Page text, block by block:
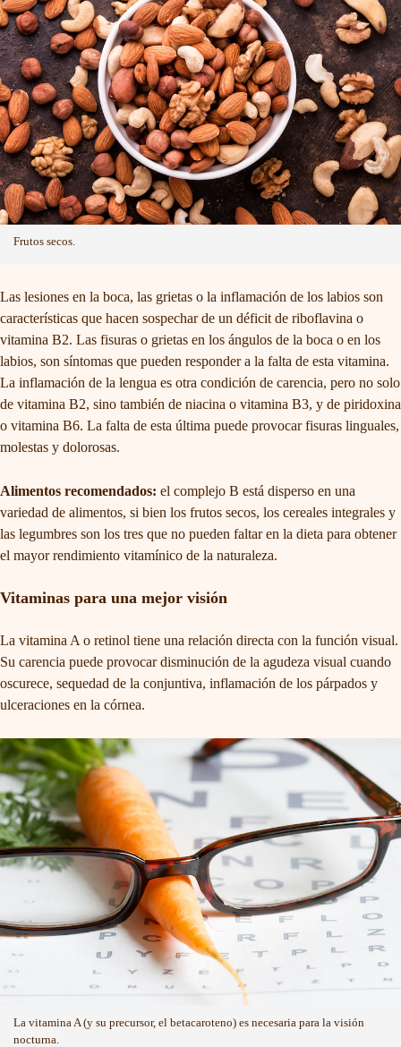
Frutos secos.
Las lesiones en la boca, las grietas o la inflamación de los labios son
características que hacen sospechar de un déficit de riboflavina o
vitamina B2. Las fisuras o grietas en los ángulos de la boca o en los
labios, son síntomas que pueden responder a la falta de esta vitamina.
La inflamación de la lengua es otra condición de carencia, pero no solo
de vitamina B2, sino también de niacina o vitamina B3, y de piridoxina
o vitamina B6. La falta de esta última puede provocar fisuras linguales,
molestas y dolorosas.
Alimentos recomendados: el complejo B está disperso en una
variedad de alimentos, si bien los frutos secos, los cereales integrales y
las legumbres son los tres que no pueden faltar en la dieta para obtener
el mayor rendimiento vitamínico de la naturaleza.
Vitaminas para una mejor visión
La vitamina A o retinol tiene una relación directa con la función visual.
Su carencia puede provocar disminución de la agudeza visual cuando
oscurece, sequedad de la conjuntiva, inflamación de los párpados y
ulceraciones en la córnea.
La vitamina A (y su precursor, el betacaroteno) es necesaria para la visión
nocturna.